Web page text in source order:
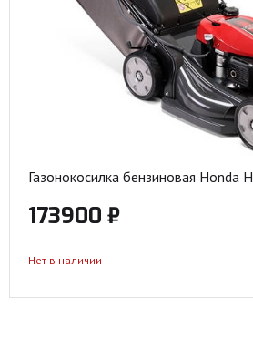
Газонокосилка бензиновая Honda
173900 ₽
Нет в наличии